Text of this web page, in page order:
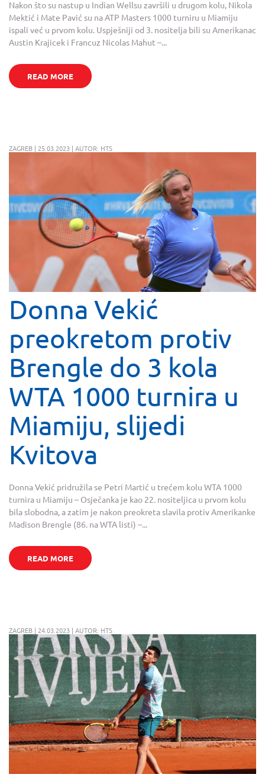
Nakon što su nastup u Indian Wellsu završili u drugom kolu, Nikola
Mektić i Mate Pavić su na ATP Masters 1000 turniru u Miamiju
ispali već u prvom kolu. Uspješniji od 3. nositelja bili su Amerikanac
Austin Krajicek i Francuz Nicolas Mahut –...
READ MORE
ZAGREB | 25.03.2023 | AUTOR: HTS
Donna Vekić
preokretom protiv
Brengle do 3 kola
WTA 1000 turnira u
Miamiju, slijedi
Kvitova
Donna Vekić pridružila se Petri Martić u trećem kolu WTA 1000
turnira u Miamiju – Osječanka je kao 22. nositeljica u prvom kolu
bila slobodna, a zatim je nakon preokreta slavila protiv Amerikanke
Madison Brengle (86. na WTA listi) –...
READ MORE
ZAGREB | 24.03.2023 | AUTOR: HTS